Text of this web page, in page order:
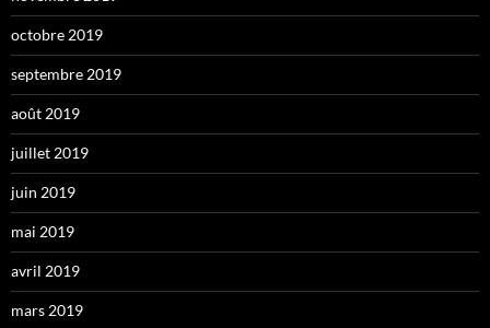
octobre 2019
septembre 2019
août 2019
juillet 2019
juin 2019
mai 2019
avril 2019
mars 2019